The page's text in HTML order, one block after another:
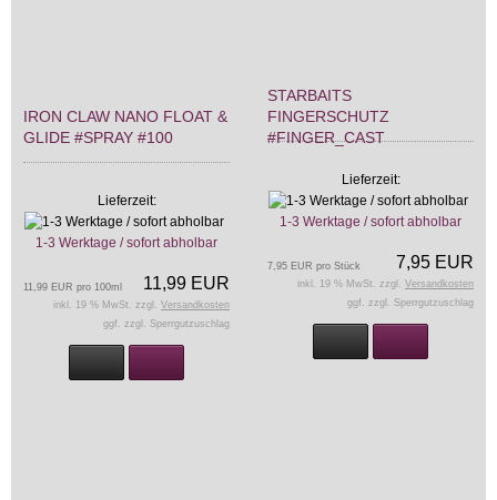
IRON CLAW NANO FLOAT &
GLIDE #SPRAY #100
Lieferzeit:
1-3 Werktage / sofort abholbar
11,99 EUR
11,99 EUR pro 100ml
inkl. 19 % MwSt. zzgl. Versandkosten
ggf. zzgl. Sperrgutzuschlag
STARBAITS
FINGERSCHUTZ
#FINGER_CAST
Lieferzeit:
1-3 Werktage / sofort abholbar
7,95 EUR
7,95 EUR pro Stück
inkl. 19 % MwSt. zzgl. Versandkosten
ggf. zzgl. Sperrgutzuschlag